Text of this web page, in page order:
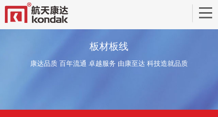
板材板线
康达品质 百年流通 卓越服务 由康至达 科技造就品质